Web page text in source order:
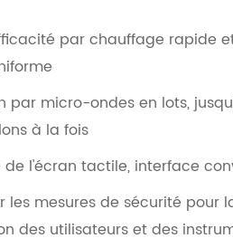
par chauffage rapide
par micro-ondes en lots,
à la fois
de l'écran tactile, interface
les mesures de sécurité pour
des utilisateurs et des